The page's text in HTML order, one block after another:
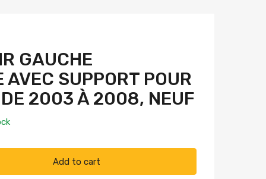
GAUCHE
AVEC SUPPORT POUR
DE 2003 À 2008, NEUF
Add to cart